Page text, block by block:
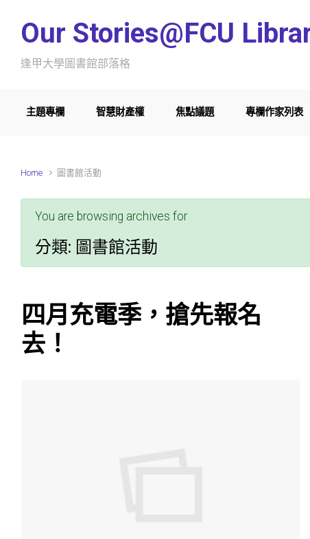
Our Stories@FCU
逢甲大學圖書館部落格
主題專欄 智慧財產權 焦點議題 專欄作家列表
Home 圖書館活動
You are browsing archives for
分類: 圖書館活動
四月充電季，搶先報名
去！